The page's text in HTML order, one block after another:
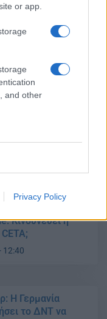
or app.
and other
Privacy Policy
ανάμεσα στις έξι
Ευρωζώνης
13:41
1,8% στην
14:16
Κινδυνεύει η
12:40
Η Γερμανία
το ΔΝΤ να